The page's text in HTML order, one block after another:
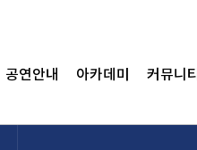
공연안내 아카데미 커뮤니티